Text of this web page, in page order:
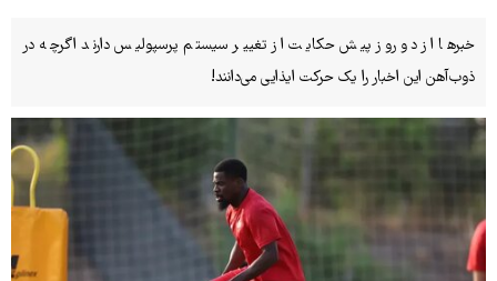
خبرها از دو روز پیش حکایت از تغییر سیستم پرسپولیس دارند اگرچه در
ذوب‌آهن این اخبار را یک حرکت ایذایی می‌دانند!